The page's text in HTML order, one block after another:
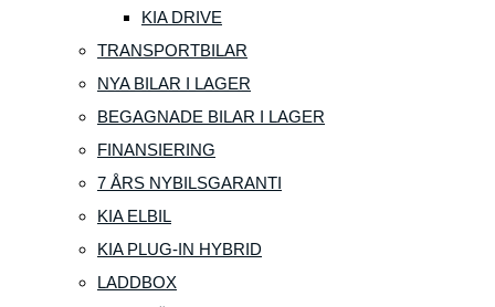
KIA DRIVE
TRANSPORTBILAR
NYA BILAR I LAGER
BEGAGNADE BILAR I LAGER
FINANSIERING
7 ÅRS NYBILSGARANTI
KIA ELBIL
KIA PLUG-IN HYBRID
LADDBOX